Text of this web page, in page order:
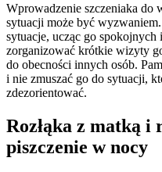
Wprowadzenie szczeniaka do
sytuacji może być
sytuacje, ucząc go
zorganizować krótkie wizyty
do obecności innych osób.
i nie zmuszać go do sytuacji,
zdezorientować.
Rozłąka z matką i
piszczenie w nocy